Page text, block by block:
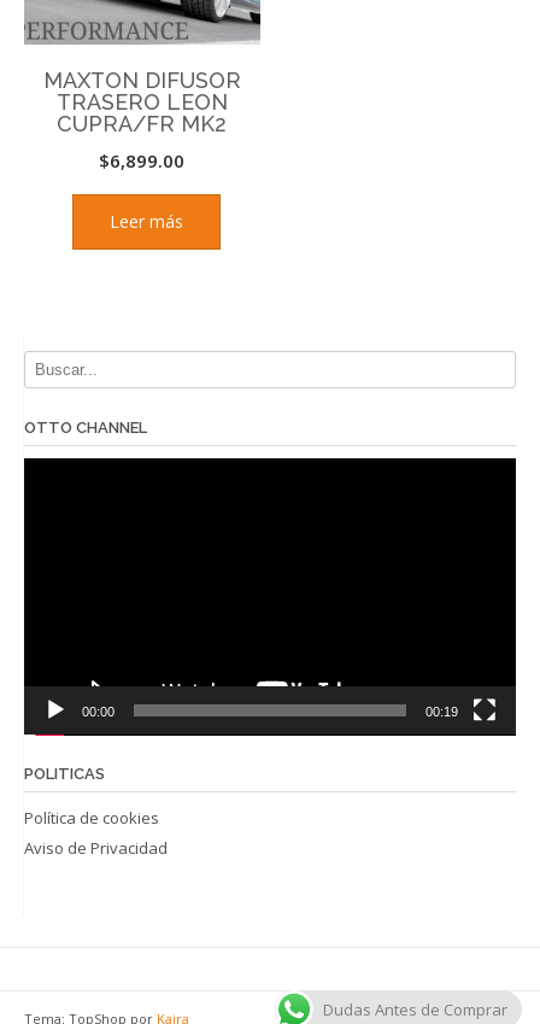
MAXTON DIFUSOR
TRASERO LEON
CUPRA/FR MK2
$6,899.00
Leer más
OTTO CHANNEL
00:00 00:19
POLITICAS
Política de cookies
Aviso de Privacidad
Tema: TopShop por Kaira Funciona gracias aWordPress
Dudas Antes de Comprar